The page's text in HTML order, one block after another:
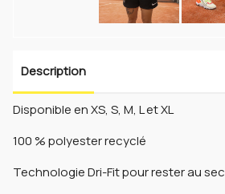
Description
Disponible en XS, S, M, L et XL
100 % polyester recyclé
Technologie Dri-Fit pour rester au sec